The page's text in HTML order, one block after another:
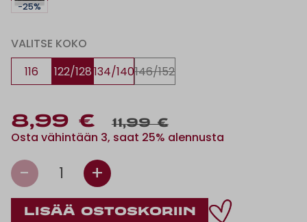
-25%
VALITSE KOKO
116
122/128134/140146/152
8,99 € 11,99 €
Osta vähintään 3, saat 25% alennusta
- 1 +